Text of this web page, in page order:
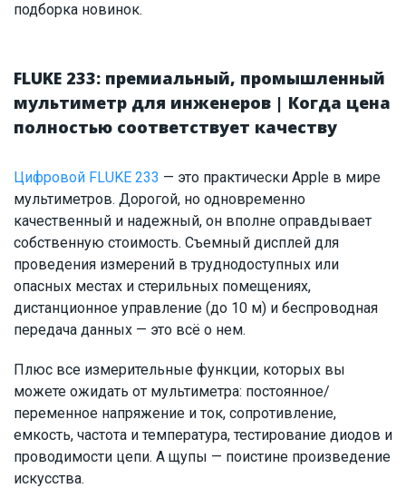
подборка новинок.
FLUKE 233: премиальный, промышленный
мультиметр для инженеров | Когда цена
полностью соответствует качеству
Цифровой FLUKE 233 — это практически Apple в мире
мультиметров. Дорогой, но одновременно
качественный и надежный, он вполне оправдывает
собственную стоимость. Съемный дисплей для
проведения измерений в труднодоступных или
опасных местах и стерильных помещениях,
дистанционное управление (до 10 м) и беспроводная
передача данных — это всё о нем.
Плюс все измерительные функции, которых вы
можете ожидать от мультиметра: постоянное/
переменное напряжение и ток, сопротивление,
емкость, частота и температура, тестирование диодов и
проводимости цепи. А щупы — поистине произведение
искусства.